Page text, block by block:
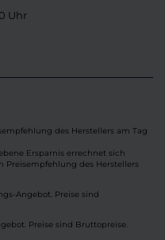
Uhr
des Herstellers am Tag
Ersparnis errechnet sich
des Herstellers
Angebot. Preise sind
Preise sind Bruttopreise.